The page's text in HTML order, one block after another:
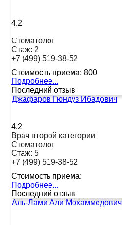
4.2
Стоматолог
Стаж: 2
+7 (499) 519-38-52
Стоимость приема: 800
Подробнее...
Последний отзыв
Джафаров Гюндуз Ибадович
4.2
Врач второй категории
Стоматолог
Стаж: 5
+7 (499) 519-38-52
Стоимость приема:
Подробнее...
Последний отзыв
Аль-Лами Али Мохаммедович